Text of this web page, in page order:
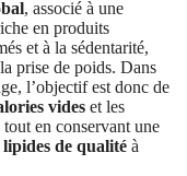
, associé à une
en produits
et à la sédentarité,
prise de poids. Dans
l’objectif est donc de
vides et les
en conservant une
de qualité à